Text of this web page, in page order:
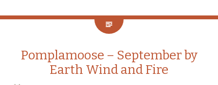
Pomplamoose – September by
Earth Wind and Fire